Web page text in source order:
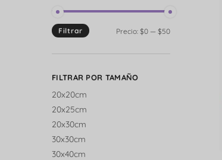
Filtrar Precio: $0— $50
FILTRAR POR TAMAÑO
20x20cm
20x25cm
20x30cm
30x30cm
30x40cm